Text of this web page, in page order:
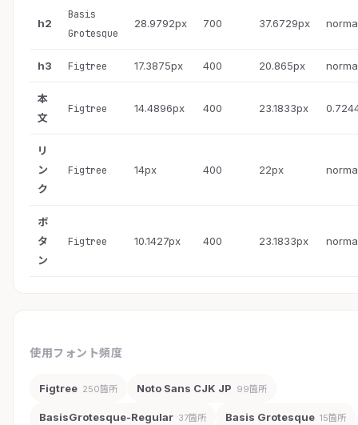
h2
Basis
Grotesque
28.9792px 700 37.6729px
h3 Figtree 17.3875px 400 20.865px
本
文
Figtree 14.4896px 400 23.1833px
リ
ン
ク
Figtree 14px 400 22px
ボ
タ
ン
Figtree 10.1427px 400 23.1833px
使用フォント頻度
Figtree 250箇所 Noto Sans CJK JP 99箇所
BasisGrotesque-Regular 37箇所 Basis Grotesque 15箇所